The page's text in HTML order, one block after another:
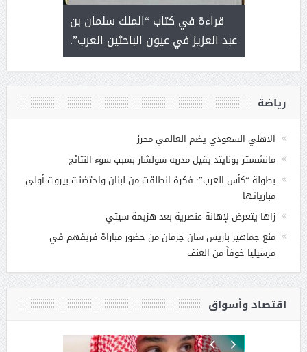
قراءة في كتاب “الملك سلمان بن
عبد العزيز في عيون الباحثين العرب”.
لايعرف
رياضة
الاهلي السعودي يضم العالمي محرز
مانشستر يونايتد يقيل مدربه سولشار بسبب سوء النتائج
بطولة “كأس العرب”: فكرة انطلقت من لبنان واحتضنت بيروت أولى
مبارياتها
زاها يتعرض لإهانة عنصرية بعد هزيمة سيتي
منع جماهير باريس سان جرمان من حضور مباراة فريقهم في
مرسيليا خوفاً من العنف
اقتصاد وأسواق